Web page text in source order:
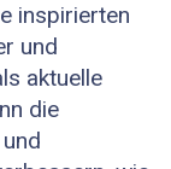
inspirierten
und
aktuelle
die